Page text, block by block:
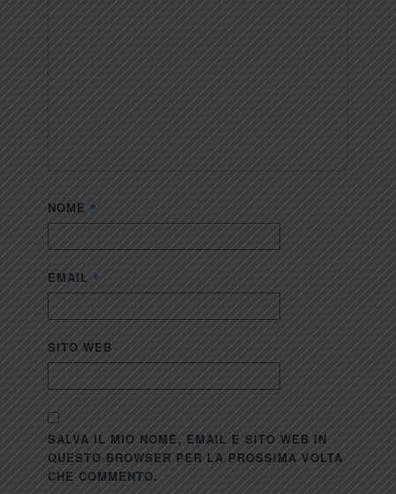
NOME *
EMAIL *
SITO WEB
SALVA IL MIO NOME, EMAIL E SITO WEB IN
QUESTO BROWSER PER LA PROSSIMA VOLTA
CHE COMMENTO.